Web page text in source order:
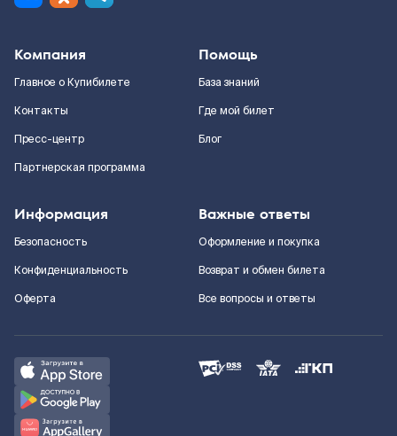
Компания
Главное о Купибилете
Контакты
Пресс-центр
Партнерская программа
Помощь
База знаний
Где мой билет
Блог
Информация
Безопасность
Конфиденциальность
Оферта
Важные ответы
Оформление и покупка
Возврат и обмен билета
Все вопросы и ответы